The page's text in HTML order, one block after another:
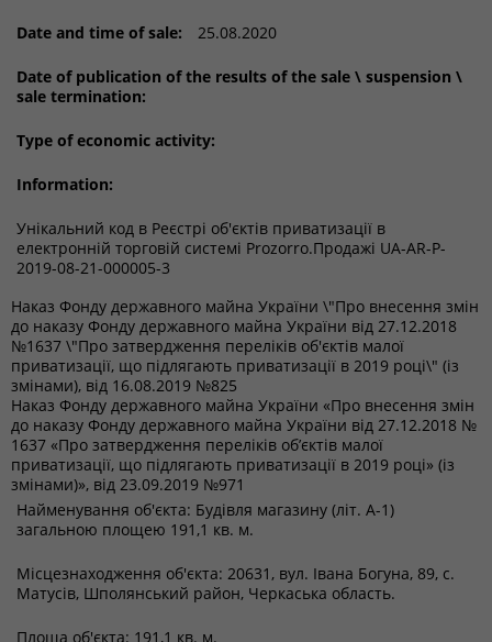
Date and time of sale: 25.08.2020
Date of publication of the results of the sale \ suspension \
sale termination:
Type of economic activity:
Information:
Унікальний код в Реєстрі об'єктів приватизації в
електронній торговій системі Prozorro.Продажі UA-AR-P-
2019-08-21-000005-3
Наказ Фонду державного майна України \"Про внесення змін
до наказу Фонду державного майна України від 27.12.2018
№1637 \"Про затвердження переліків об'єктів малої
приватизації, що підлягають приватизації в 2019 році\" (із
змінами), від 16.08.2019 №825
Наказ Фонду державного майна України «Про внесення змін
до наказу Фонду державного майна України від 27.12.2018 №
1637 «Про затвердження переліків об’єктів малої
приватизації, що підлягають приватизації в 2019 році» (із
змінами)», від 23.09.2019 №971
Найменування об'єкта: Будівля магазину (літ. А-1)
загальною площею 191,1 кв. м.
Місцезнаходження об'єкта: 20631, вул. Івана Богуна, 89, с.
Матусів, Шполянський район, Черкаська область.
Площа об'єкта: 191,1 кв. м.